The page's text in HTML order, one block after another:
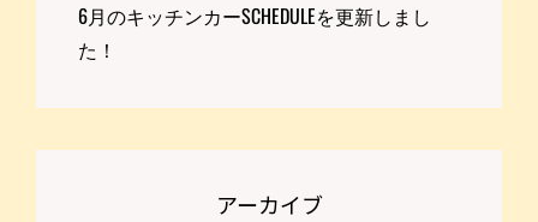
6月のキッチンカーSCHEDULEを更新しまし
た！
アーカイブ